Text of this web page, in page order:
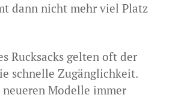
dann nicht mehr viel Platz
Rucksacks gelten oft der
schnelle Zugänglichkeit.
Modelle immer